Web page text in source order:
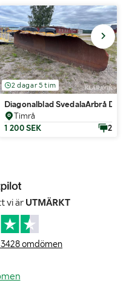
2 dagar 5 tim
Diagonalblad SvedalaArbrå DB
Timrå
1 200 SEK
2
vi är UTMÄRKT
omdömen